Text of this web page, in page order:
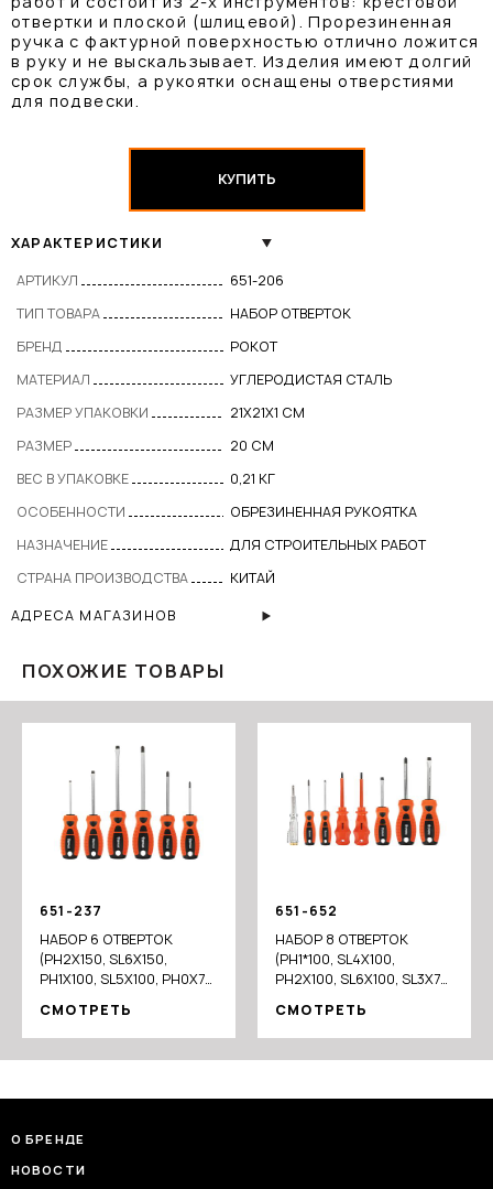
отвертки и плоской (шлицевой). Прорезиненная
ручка с фактурной поверхностью отлично ложится
в руку и не выскальзывает. Изделия имеют долгий
срок службы, а рукоятки оснащены отверстиями
для подвески.
КУПИТЬ
ХАРАКТЕРИСТИКИ
АРТИКУЛ
651-206
ТИП ТОВАРА
НАБОР ОТВЕРТОК
БРЕНД
РОКОТ
МАТЕРИАЛ
УГЛЕРОДИСТАЯ СТАЛЬ
РАЗМЕР УПАКОВКИ
21X21X1 СМ
РАЗМЕР
20 СМ
ВЕС В УПАКОВКЕ
0,21 КГ
ОСОБЕННОСТИ
ОБРЕЗИНЕННАЯ РУКОЯТКА
НАЗНАЧЕНИЕ
ДЛЯ СТРОИТЕЛЬНЫХ РАБОТ
СТРАНА ПРОИЗВОДСТВА
КИТАЙ
АДРЕСА МАГАЗИНОВ
ПОХОЖИЕ ТОВАРЫ
651-237
НАБОР 6 ОТВЕРТОК
(PH2X150, SL6X150,
PH1X100, SL5X100, PH0X75,
СМОТРЕТЬ
651-652
НАБОР 8 ОТВЕРТОК
(PH1*100, SL4X100,
PH2X100, SL6X100, SL3X75,
НАПРЯЖ)
СМОТРЕТЬ
О БРЕНДЕ
НОВОСТИ